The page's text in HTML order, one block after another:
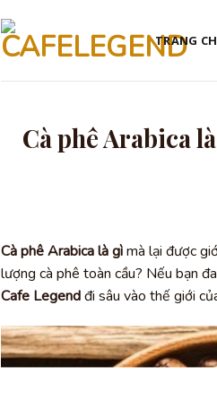
TRANG
Cà phê Arabica
Cà phê Arabica là gìmà lại được
lượng cà phê toàn cầu? Nếu bạn
Cafe Legendđi sâu vào thế giới